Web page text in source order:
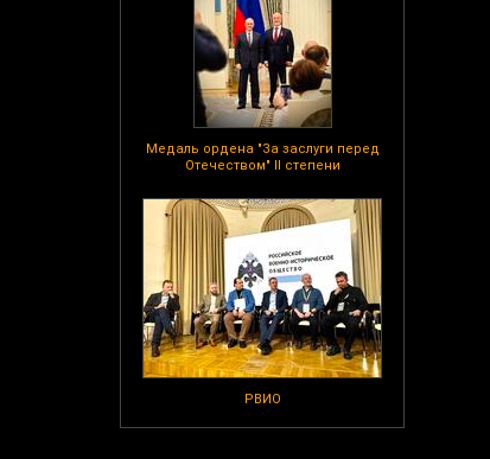
Медаль ордена "За заслуги перед
Отечеством" II степени
РВИО